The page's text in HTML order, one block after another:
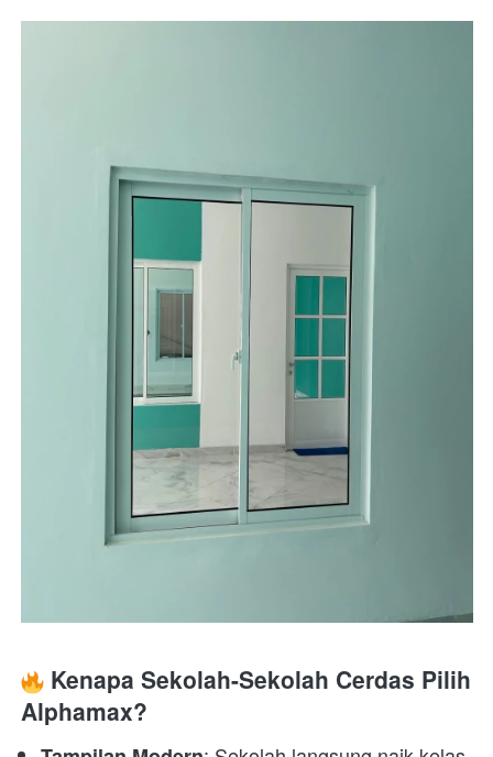
Kenapa Sekolah-Sekolah Cerdas Pilih
Alphamax?